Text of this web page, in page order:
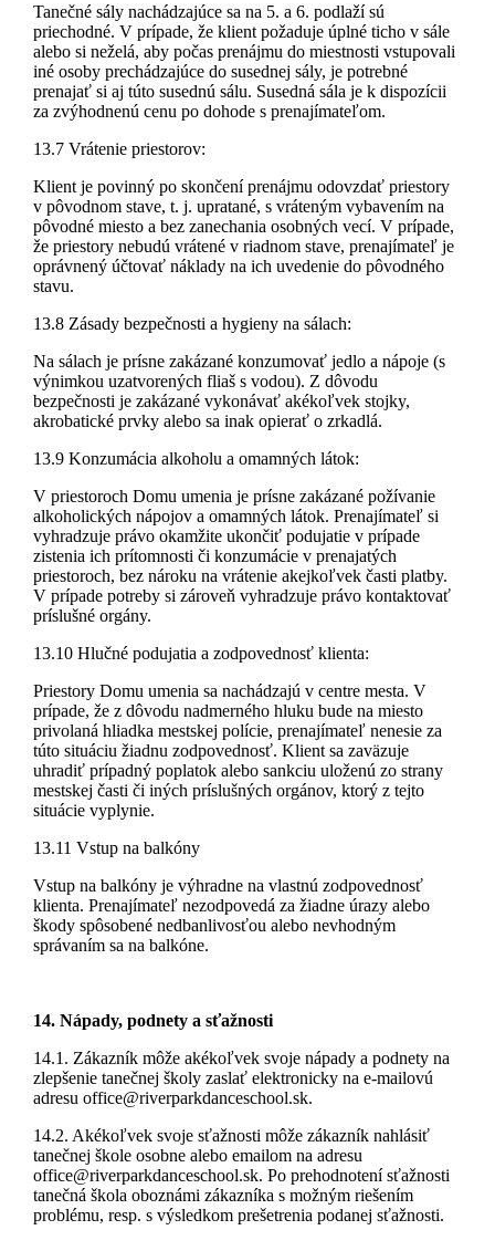
Tanečné sály nachádzajúce sa na 5. a 6. podlaží sú
priechodné. V prípade, že klient požaduje úplné ticho v sále
alebo si neželá, aby počas prenájmu do miestnosti vstupovali
iné osoby prechádzajúce do susednej sály, je potrebné
prenajať si aj túto susednú sálu. Susedná sála je k dispozícii
za zvýhodnenú cenu po dohode s prenajímateľom.
13.7 Vrátenie priestorov:
Klient je povinný po skončení prenájmu odovzdať priestory
v pôvodnom stave, t. j. upratané, s vráteným vybavením na
pôvodné miesto a bez zanechania osobných vecí. V prípade,
že priestory nebudú vrátené v riadnom stave, prenajímateľ je
oprávnený účtovať náklady na ich uvedenie do pôvodného
stavu.
13.8 Zásady bezpečnosti a hygieny na sálach:
Na sálach je prísne zakázané konzumovať jedlo a nápoje (s
výnimkou uzatvorených fliaš s vodou). Z dôvodu
bezpečnosti je zakázané vykonávať akékoľvek stojky,
akrobatické prvky alebo sa inak opierať o zrkadlá.
13.9 Konzumácia alkoholu a omamných látok:
V priestoroch Domu umenia je prísne zakázané požívanie
alkoholických nápojov a omamných látok. Prenajímateľ si
vyhradzuje právo okamžite ukončiť podujatie v prípade
zistenia ich prítomnosti či konzumácie v prenajatých
priestoroch, bez nároku na vrátenie akejkoľvek časti platby.
V prípade potreby si zároveň vyhradzuje právo kontaktovať
príslušné orgány.
13.10 Hlučné podujatia a zodpovednosť klienta:
Priestory Domu umenia sa nachádzajú v centre mesta. V
prípade, že z dôvodu nadmerného hluku bude na miesto
privolaná hliadka mestskej polície, prenajímateľ nenesie za
túto situáciu žiadnu zodpovednosť. Klient sa zaväzuje
uhradiť prípadný poplatok alebo sankciu uloženú zo strany
mestskej časti či iných príslušných orgánov, ktorý z tejto
situácie vyplynie.
13.11 Vstup na balkóny
Vstup na balkóny je výhradne na vlastnú zodpovednosť
klienta. Prenajímateľ nezodpovedá za žiadne úrazy alebo
škody spôsobené nedbanlivosťou alebo nevhodným
správaním sa na balkóne.
14. Nápady, podnety a sťažnosti
14.1. Zákazník môže akékoľvek svoje nápady a podnety na
zlepšenie tanečnej školy zaslať elektronicky na e-mailovú
adresu office@riverparkdanceschool.sk.
14.2. Akékoľvek svoje sťažnosti môže zákazník nahlásiť
tanečnej škole osobne alebo emailom na adresu
office@riverparkdanceschool.sk. Po prehodnotení sťažnosti
tanečná škola oboznámi zákazníka s možným riešením
problému, resp. s výsledkom prešetrenia podanej sťažnosti.